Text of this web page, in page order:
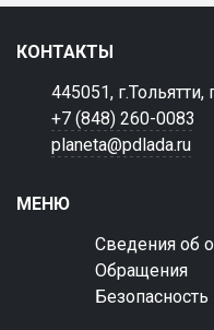
КОНТАКТЫ
445051, г.Тольятти,
+7 (848) 260-0083
planeta@pdlada.ru
МЕНЮ
Сведения об
Обращения
Безопасность